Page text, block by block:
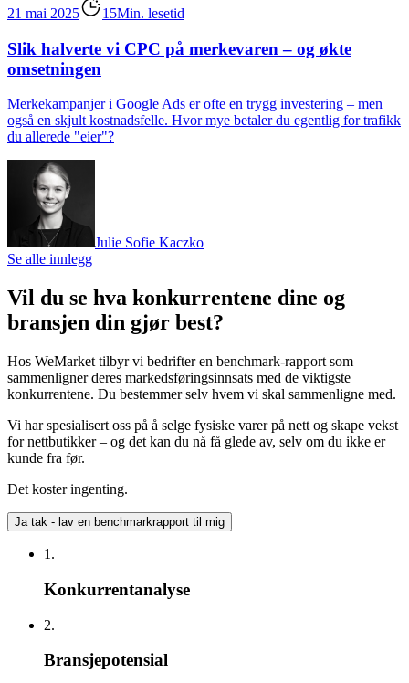
21 mai 2025
15Min. lesetid
Slik halverte vi CPC på merkevaren – og økte
omsetningen
Merkekampanjer i Google Ads er ofte en trygg investering – men
også en skjult kostnadsfelle. Hvor mye betaler du egentlig for trafikk
du allerede "eier"?
Julie Sofie Kaczko
Se alle innlegg
Vil du se hva konkurrentene dine og
bransjen din gjør best?
Hos WeMarket tilbyr vi bedrifter en benchmark-rapport som
sammenligner deres markedsføringsinnsats med de viktigste
konkurrentene. Du bestemmer selv hvem vi skal sammenligne med.
Vi har spesialisert oss på å selge fysiske varer på nett og skape vekst
for nettbutikker – og det kan du nå få glede av, selv om du ikke er
kunde fra før.
Det koster ingenting.
Ja tak - lav en benchmarkrapport til mig
1.
Konkurrentanalyse
2.
Bransjepotensial